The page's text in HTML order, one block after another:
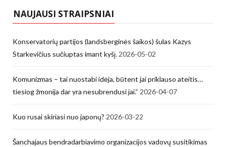
NAUJAUSI STRAIPSNIAI
Konservatorių partijos (landsberginės šaikos) šulas Kazys
Starkevičius sučiuptas imant kyšį. 2026-05-02
Komunizmas – tai nuostabi idėja, būtent jai priklauso ateitis…
tiesiog žmonija dar yra nesubrendusi jai.“ 2026-04-07
Kuo rusai skiriasi nuo japonų? 2026-03-22
Šanchajaus bendradarbiavimo organizacijos vadovų susitikimas